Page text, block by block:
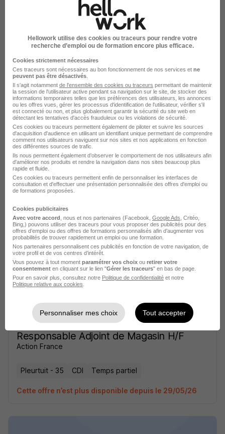
Responsable Adjoint de Magasin H/F
Action France
Pleurtuit - 35 CDI Temps partiel
Cette offre n’est plus disponible depuis le 29/05/26
Responsable Adjoint de Magasin H/F
Action France
Pleurtuit - 35 CDI Temps partiel
Cette offre n’est plus disponible depuis le 29/05/26
Responsable Adjoint de Magasin H/F
Action France
Pleurtuit - 35 CDI Temps partiel
Cette offre n’est plus disponible depuis le 29/05/26
Hellowork utilise des cookies ou traceurs pour rendre votre
recherche d’emploi ou de formation encore plus efficace.
Cookies strictement nécessaires
Ces traceurs sont nécessaires au bon fonctionnement de nos services et ne
peuvent pas être désactivés
Il s'agit notamment de l'ensemble des cookies ou traceurs permettant de maintenir
la session de l'utilisateur active pendant sa navigation sur le site, de stocker des
informations temporaires telles que les préférences des utilisateurs, les annonces
ou les offres vues, gérer les processus d'identification de l'utilisateur, vérifier s'il
est connecté ou non, et plus globalement garantir la sécurité du site web en
détectant les tentatives d'accès frauduleux ou les violations de sécurité.
Ces cookies ou traceurs permettent également de piloter et suivre les sources
d'acquisition d'audience en utilisant un identifiant unique permettant de comprendre
comment nos utilisateurs naviguent sur nos sites et nos applications en fonction
des différentes sources de trafic.
Ils nous permettent également d’observer le comportement de nos utilisateurs afin
d'améliorer nos produits et rendre la navigation dans nos sites beaucoup plus
rapide et fluide.
Ces cookies ou traceurs permettent enfin de personnaliser les interfaces de
consultation et d'effectuer une présentation personnalisée des offres d'emploi ou
de formations proposées.
Cookies publicitaires
Avec votre accord , nous et nos partenaires (Facebook, Google Ads , Critéo,
Bing,) pouvons utiliser des traceurs pour vous proposer des publicités pour des
offres d’emploi ou des offres de formations personnalisés afin d’augmenter vos
probabilités de trouver rapidement un emploi ou une formation.
Nos partenaires personnalisent ces publicités en fonction de votre navigation, de
votre profil et de vos centres d’intérêt.
Vous pouvez à tout moment paramétrer vos choix ou retirer votre
consentement en cliquant sur le lien "Gérer les traceurs" en bas de page.
Pour en savoir plus, consultez notre Politique de confidentialité et notre
Politique relative aux cookies
Personnaliser mes choix Tout accepter